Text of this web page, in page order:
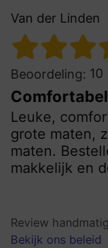
Van der Linden
Beoordeling: 10
Leuke,
grote maten,
maten.
makkelijk en
Review
Bekijk ons beleid